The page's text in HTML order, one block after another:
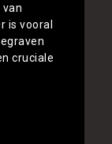
is vooral
cruciale